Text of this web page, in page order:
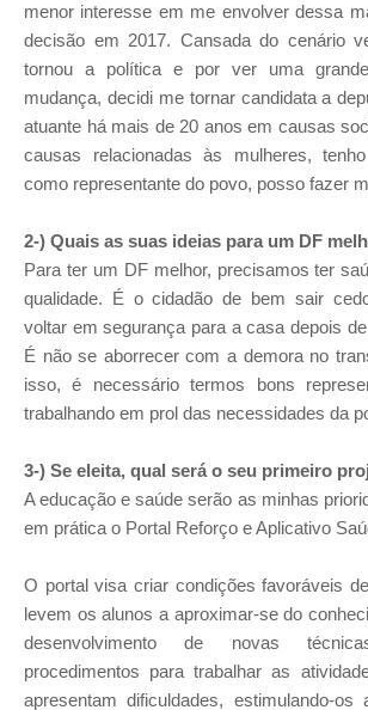
menor interesse em me envolver dessa
decisão em 2017. Cansada do cenário
tornou a política e por ver uma
mudança, decidi me tornar candidata a
atuante há mais de 20 anos em causas
causas relacionadas às mulheres,
como representante do povo, posso fazer
2-) Quais as suas ideias para um DF
Para ter um DF melhor, precisamos ter
qualidade. É o cidadão de bem sair
voltar em segurança para a casa depois
É não se aborrecer com a demora no
isso, é necessário termos bons
trabalhando em prol das necessidades da
3-) Se eleita, qual será o seu primeiro
A educação e saúde serão as minhas
em prática o Portal Reforço e Aplicativo
O portal visa criar condições favoráveis
levem os alunos a aproximar-se do
desenvolvimento de novas
procedimentos para trabalhar as
apresentam dificuldades, estimulando-os